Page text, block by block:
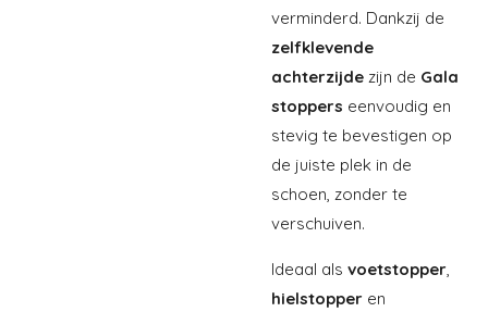
verminderd. Dankzij de
zelfklevende
achterzijde zijn de Gala
stoppers eenvoudig en
stevig te bevestigen op
de juiste plek in de
schoen, zonder te
verschuiven.
Ideaal als voetstopper,
hielstopper en